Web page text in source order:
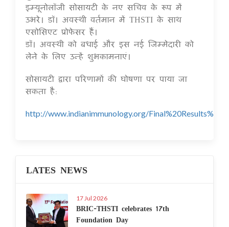
इम्यूनोलॉजी सोसायटी के नए सचिव के रूप में
उभरे। डॉ। अवस्थी वर्तमान में THSTI के साथ
एसोसिएट प्रोफेसर हैं।
डॉ। अवस्थी को बधाई और इस नई जिम्मेदारी को
लेने के लिए उन्हें शुभकामनाएं।
सोसायटी द्वारा परिणामों की घोषणा पर पाया जा
सकता है:
http://www.indianimmunology.org/
LATES NEWS
17 Jul 2026
BRIC-THSTI celebrates 17th
Foundation Day